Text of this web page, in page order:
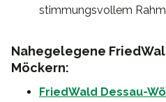
stimmungsvollem
Nahegelegene
Möckern:
FriedWald Dessau-